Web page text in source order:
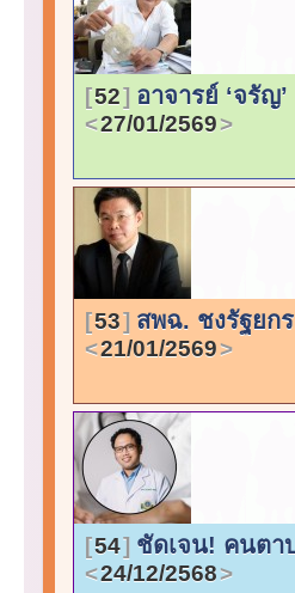
52 อาจารย์ ‘จรัญ
27/01/2569
53 สพฉ. ชงรัฐยก
21/01/2569
54 ชัดเจน! คนตา
24/12/2568